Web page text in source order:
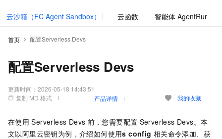
云沙箱（FC Agent Sandbox） 云函数 智能体 AgentRun
首页 配置Serverless Devs
配置Serverless Devs
更新时间： 2026-05-18 14:43:51
复制 MD 格式
产品详情 我的收藏
在使用 Serverless Devs 前，您需要配置 Serverless Devs。本
文以阿里云密钥为例，介绍如何使用s config 相关命令添加、获